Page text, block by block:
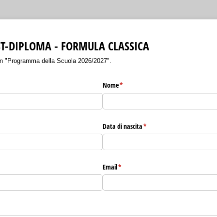
DIPLOMA - FORMULA CLASSICA
"Programma della Scuola 2026/2027".
Nome*
(richiesto)
Data di nascita*
(richiesto)
Email*
(richiesto)